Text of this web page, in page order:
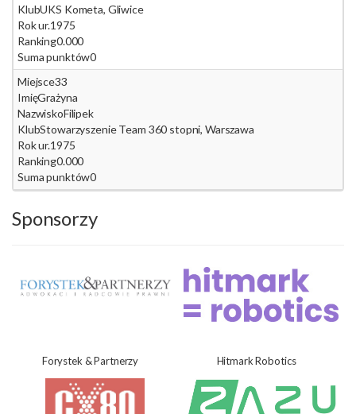
KlubUKS Kometa, Gliwice
Rok ur.1975
Ranking0.000
Suma punktów0
Miejsce33
ImięGrażyna
NazwiskoFilipek
KlubStowarzyszenie Team 360 stopni, Warszawa
Rok ur.1975
Ranking0.000
Suma punktów0
Sponsorzy
Forystek & Partnerzy Hitmark Robotics